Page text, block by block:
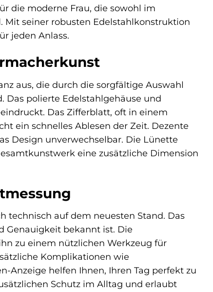
die moderne Frau, die sowohl im
Mit seiner robusten Edelstahlkonstruktion
jeden Anlass.
aus, die durch die sorgfältige Auswahl
Das polierte Edelstahlgehäuse und
Das Zifferblatt, oft in einem
ein schnelles Ablesen der Zeit. Dezente
Design unverwechselbar. Die Lünette
eine zusätzliche Dimension
technisch auf dem neuesten Stand. Das
Genauigkeit bekannt ist. Die
zu einem nützlichen Werkzeug für
Komplikationen wie
Anzeige helfen Ihnen, Ihren Tag perfekt zu
Schutz im Alltag und erlaubt